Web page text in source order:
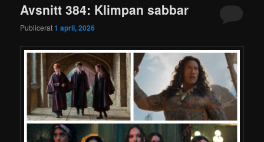
Avsnitt 384: Klimpan sabbar
Publicerat1 april, 2026